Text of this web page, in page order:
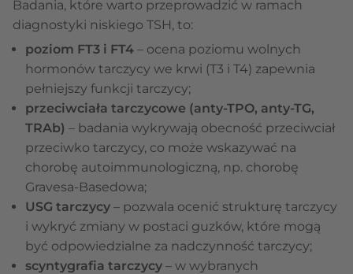
Badania, które warto przeprowadzić w ramach
diagnostyki niskiego TSH, to:
poziom FT3 i FT4 – ocena poziomu wolnych
hormonów tarczycy we krwi (T3 i T4) zapewnia
pełniejszy funkcji tarczycy;
przeciwciała tarczycowe (anty-TPO, anty-TG,
TRAb) – badania wykrywają obecność przeciwciał
przeciwko tarczycy, co może wskazywać na
chorobę autoimmunologiczną, np. chorobę
Gravesa-Basedowa;
USG tarczycy – pozwala ocenić strukturę tarczycy
i wykryć zmiany w postaci guzków, które mogą
być odpowiedzialne za nadczynność tarczycy;
scyntygrafia tarczycy – w wybranych